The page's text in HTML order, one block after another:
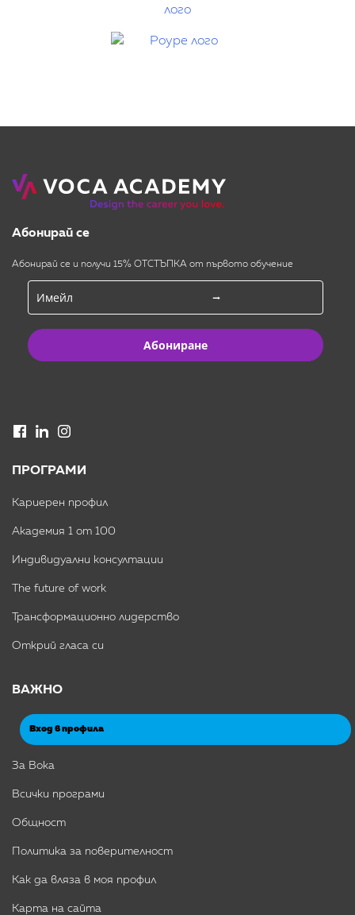
Абонирай се
Абонирай се и получи 15% ОТСТЪПКА от първото обучение
Абониране
ПРОГРАМИ
Кариерен профил
Академия 1 от 100
Индивидуални консултации
The future of work
Трансформационно лидерство
Открий гласа си
ВАЖНО
Вход в профила
За Вока
Всички програми
Общност
Политика за поверителност
Как да вляза в моя профил
Карта на сайта